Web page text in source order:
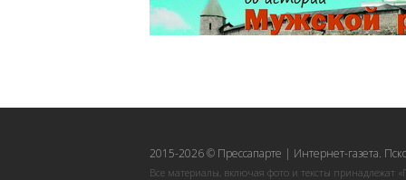
2015-2026 © Прессапарте | Интернет-газета.
Все материалы, включая фото и тексты принадлежат